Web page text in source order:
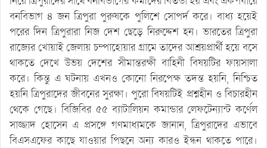
বনবিভাগ ৪ জন ত্রিপুরা পুরুষকে পুলিশে সোপর্দ করে। বাধ্য হয়েই
পরের দিন ত্রিপুরারা নিজ দেশ ছেড়ে নিরুদ্দেশ হন। ভারতের ত্রিপুরা
রাজ্যের খোয়াই জেলায় চম্পাহোয়ার গ্রামে তাদের আশ্রয়প্রার্থী হয়ে বসে
থাকতে দেখে উভয় দেশের সীমান্তরক্ষী বাহিনী বিষয়টির ফায়সালা
করে। কিন্তু এ ঘটনায় এখনও কোনো নিরপেক্ষ তদন্ত হয়নি, নিশ্চিত
হয়নি ত্রিপুরাদের জীবনের সুরক্ষা। পুরো বিষয়টিই প্রশ্নহীন ও বিচারহীন
থেকে গেছে। বিজিবির ৫৫ ব্যাটালিয়ন কমান্ডার লেফটেন্যান্ট কর্ণেল
সাজ্জাদ হোসেন এ প্রসঙ্গে গণমাধ্যমকে জানান, ত্রিপুরাদের এভাবে
বিএসএফের কাছে যাওয়ার পিছনে অন্য কারও ইন্ধন থাকতে পারে।